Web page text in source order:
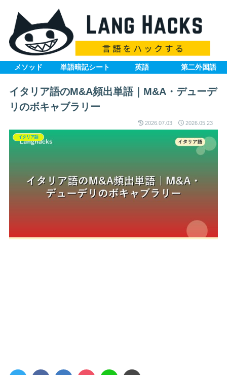
メソッド 単語暗記シート 英語 第二外国語
イタリア語のM&A頻出単語｜M&A・デューデ
リのボキャブラリー
2026.07.03 2026.05.23
イタリア語